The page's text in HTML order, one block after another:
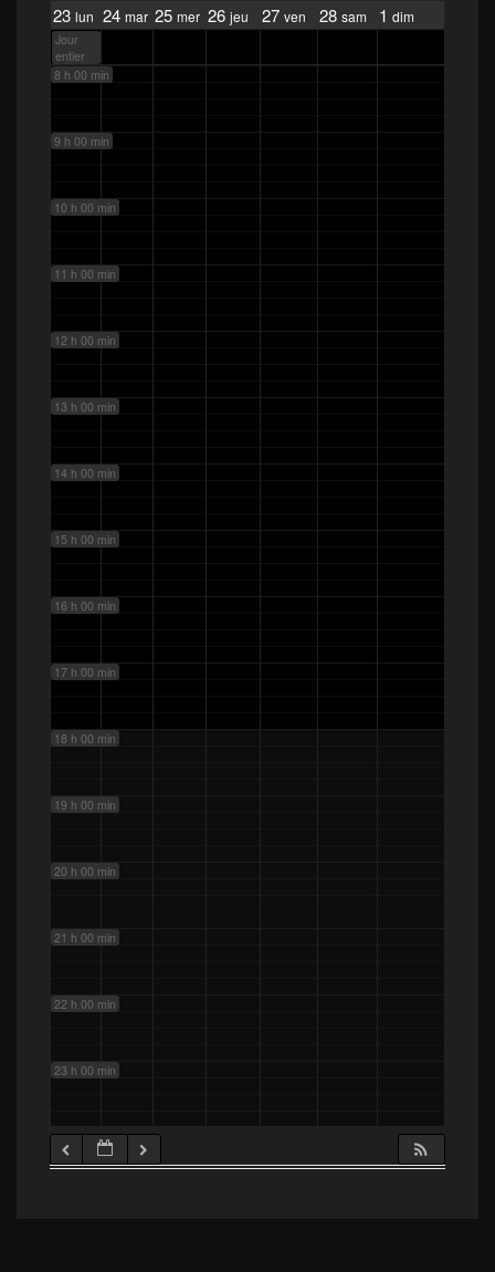
23 lun 24 mar 25 mer 26 jeu 27 ven 28 sam 1 dim
Jour
entier
7 h 00 min
8 h 00 min
9 h 00 min
10 h 00 min
11 h 00 min
12 h 00 min
13 h 00 min
14 h 00 min
15 h 00 min
16 h 00 min
17 h 00 min
18 h 00 min
19 h 00 min
20 h 00 min
21 h 00 min
22 h 00 min
23 h 00 min